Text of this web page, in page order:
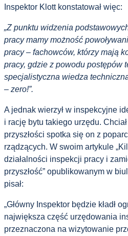
Inspektor Klott konstatował więc:
„Z punktu widzenia
pracy mamy możność
pracy – fachowców, którzy mają
pracy, gdzie z powodu postępów
specjalistyczna wiedza
– zero!”.
A jednak wierzył w inspekcyjne
i rację bytu takiego urzędu.
przyszłości spotka się on z
rządzących. W swoim artykule
działalności inspekcji pracy i
przyszłość” opublikowanym w
pisał:
„Główny Inspektor będzie kładł
największa część urzędowania
przeznaczona na wizytowanie